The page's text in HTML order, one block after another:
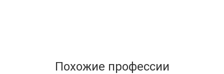
Похожие профессии